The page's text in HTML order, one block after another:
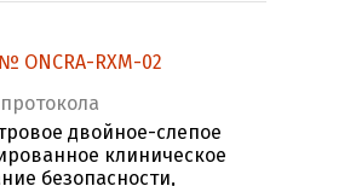
ONCRA-RXM-02
двойное-слепое
клиническое
безопасности,